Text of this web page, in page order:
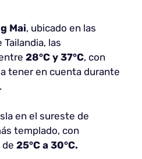
Mai, ubicado en las
las
28°C y 37°C, con
tener en cuenta durante
en el sureste de
templado, con
25°C a 30°C.